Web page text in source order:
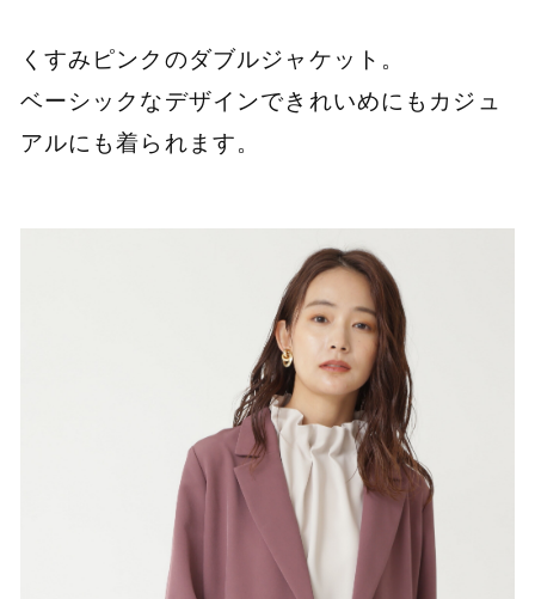
くすみピンクのダブルジャケット。
ベーシックなデザインできれいめにもカジュ
アルにも着られます。